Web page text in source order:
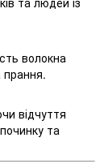
волокна
прання.
відчуття
та